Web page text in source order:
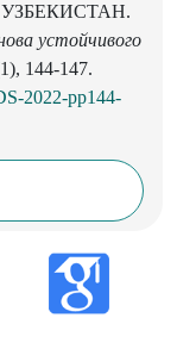
устойчивого
144-147.
2022-pp144-